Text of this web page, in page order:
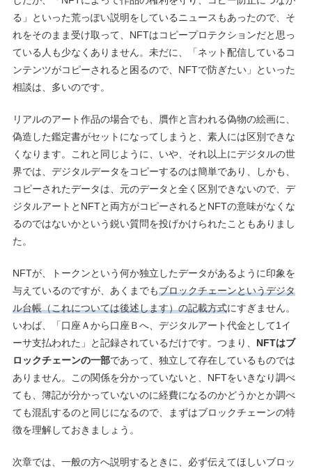
る」といった荒っぽい説明をしているニュースもあったので、そ
れをそのまま受け取って、NFTはコピープロテクションだと思っ
ている人も少なくありません。未だに、「ネット配信しているコ
ンテンツがコピーされると困るので、NFTで防ぎたい」といった
相談は、多いのです。
リアルのアート作品の場合でも、贋作と言われる偽物の絵画に、
偽造した鑑定書がセットになってしまうと、素人には区別できな
くなります。これと同じように、いや、それ以上にデジタルの世
界では、デジタルデータをコピーするのは簡単であり、しかも、
コピーされたデータは、元のデータと全く区別できないので、デ
ジタルアートとNFTと両方がコピーされるとNFTの意味がなくな
るのではないかという鋭い質問を投げかけられたこともありまし
た。
NFTが、トークンという何か独立したデータがあるように印象を
与えているのですが、あくまでもブロックチェーンというデジタ
ル台帳（これについては後述します）の記載方式にすぎません。
いわば、「口座Ａから口座Ｂへ、デジタルアート代金として1イ
ーサ支払われた」と記録されているだけです。つまり、 NFTはブ
ロックチェーンの一部であって、独立して存在しているものでは
ありません。この関係を分かっていないと、NFTをいきなり調べ
ても、簿記が分かっていないのに経費になるのかどうかとか調べ
ても混乱するのと同じになるので、まずはブロックチェーンの特
徴を理解しておきましょう。
次章では、一般の方へ説明するときに、必ず伝えてほしいブロッ